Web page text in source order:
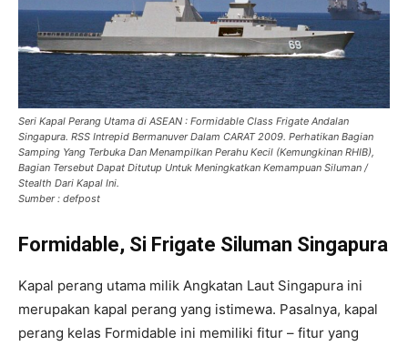
Seri Kapal Perang Utama di ASEAN : Formidable Class Frigate Andalan
Singapura. RSS Intrepid Bermanuver Dalam CARAT 2009. Perhatikan Bagian
Samping Yang Terbuka Dan Menampilkan Perahu Kecil (Kemungkinan RHIB),
Bagian Tersebut Dapat Ditutup Untuk Meningkatkan Kemampuan Siluman /
Stealth Dari Kapal Ini.
Sumber : defpost
Formidable, Si Frigate Siluman Singapura
Kapal perang utama milik Angkatan Laut Singapura ini
merupakan kapal perang yang istimewa. Pasalnya, kapal
perang kelas Formidable ini memiliki fitur – fitur yang